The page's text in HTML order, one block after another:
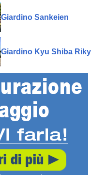
Giardino Sankeien
Giardino Kyu Shiba